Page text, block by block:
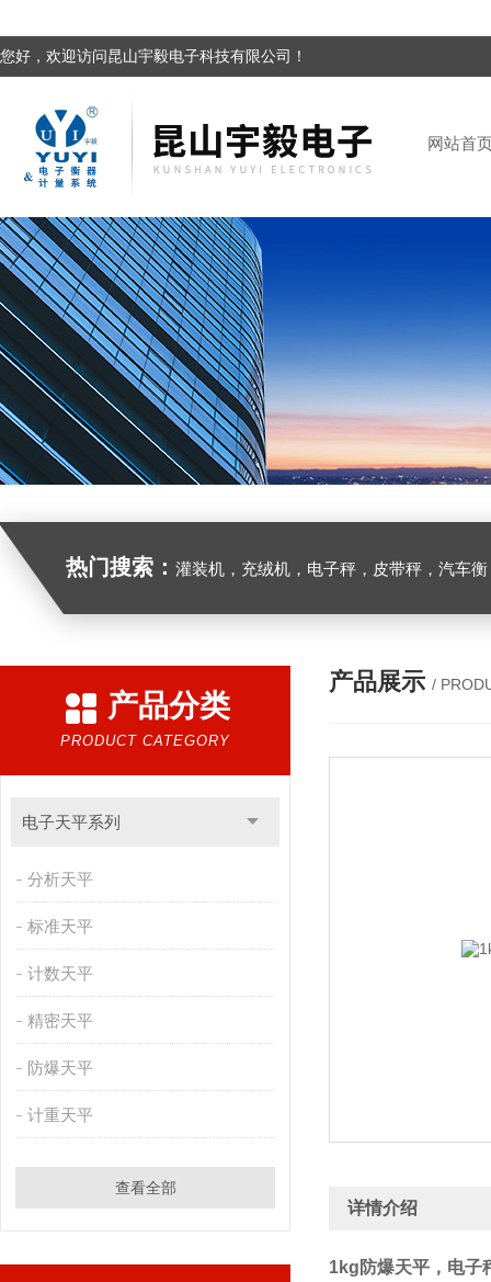
您好，欢迎访问昆山宇毅电子科技有限公司！
网站首
热门搜索： 灌装机，充绒机，电子秤，皮带秤，汽车
产品分类
PRODUCT CATEGORY
电子天平系列
分析天平
标准天平
计数天平
精密天平
防爆天平
计重天平
查看全部
产品展示 /
详情介绍
1kg防爆天平，电子